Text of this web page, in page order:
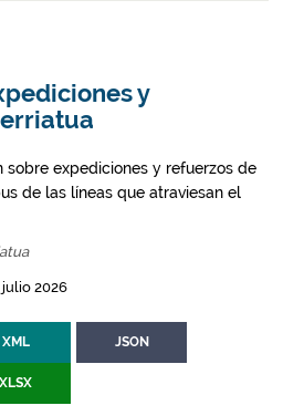
y
sobre expediciones y refuerzos de
de las líneas que atraviesan el
2026
XML JSON
XLSX